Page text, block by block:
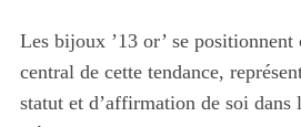
Les bijoux ’13 or’ se positionnent
central de cette tendance,
statut et d’affirmation de soi dans
S